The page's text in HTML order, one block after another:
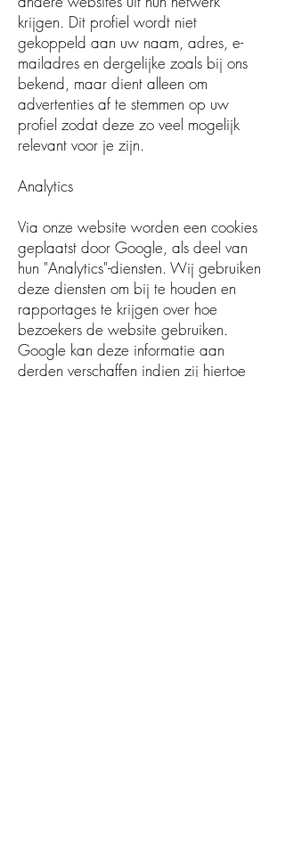
krijgen. Dit profiel wordt niet
gekoppeld aan uw naam, adres, e-
mailadres en dergelijke zoals bij ons
bekend, maar dient alleen om
advertenties af te stemmen op uw
profiel zodat deze zo veel mogelijk
relevant voor je zijn.
Analytics
Via onze website worden een cookies
geplaatst door Google, als deel van
hun "Analytics"-diensten. Wij gebruiken
deze diensten om bij te houden en
rapportages te krijgen over hoe
bezoekers de website gebruiken.
Google kan deze informatie aan
derden verschaffen indien zij hiertoe